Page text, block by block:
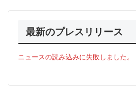
最新のプレスリリース
ニュースの読み込みに失敗しました。